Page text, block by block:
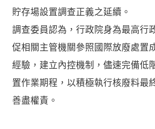
貯存場設置調查正義之延續。
調查委員認為，行政院身為最高行
促相關主管機關參照國際放廢處置
經驗，建立內控機制，儘速完備低
置作業期程，以積極執行核廢料最
善盡權責。